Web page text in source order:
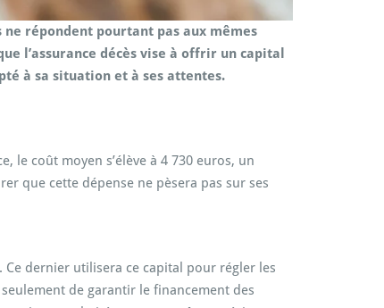
ne répondent pourtant pas aux mêmes
l’assurance décès vise à offrir un capital
à sa situation et à ses attentes.
le coût moyen s’élève à 4 730 euros, un
que cette dépense ne pèsera pas sur ses
Ce dernier utilisera ce capital pour régler les
de garantir le financement des